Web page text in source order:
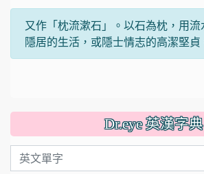
又作「枕流漱石」。以石為枕，用
隱居的生活，或隱士情志的高潔堅貞
Dr.eye 英漢字典
英文單字